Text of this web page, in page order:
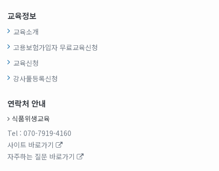
교육정보
교육소개
고용보험가입자 무료교육신청
교육신청
강사풀등록신청
연락처 안내
식품위생교육
Tel : 070-7919-4160
사이트 바로가기
자주하는 질문 바로가기